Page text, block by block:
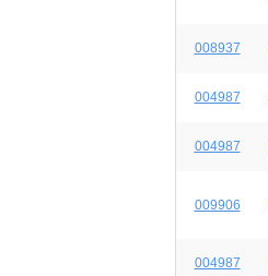
008937
004987
004987
009906
004987